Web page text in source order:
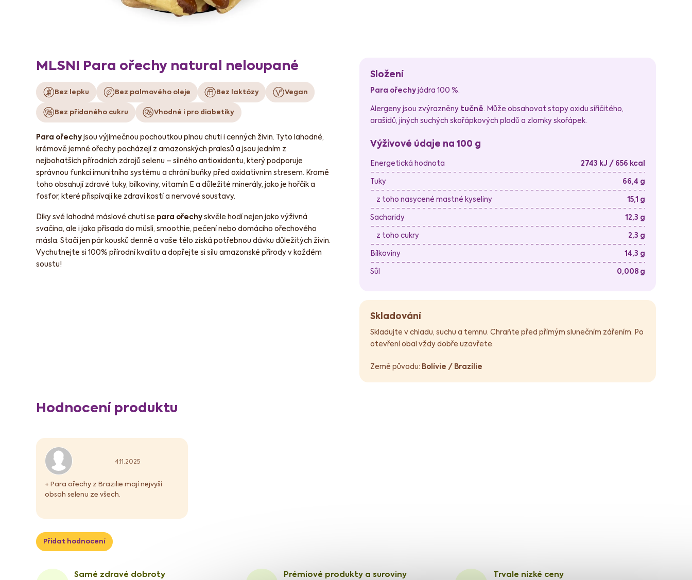
Samé zdravé dobroty Prémiové produkty a suroviny Trvale nízké ceny
MLSNI Para ořechy natural neloupané
Bez lepku Bez palmového oleje Bez laktózy Vegan
Bez přidaného cukru Vhodné i pro diabetiky
Para ořechyjsou výjimečnou pochoutkou plnou chuti i cenných živin. Tyto lahodné,
krémově jemné ořechy pocházejí z amazonských pralesů a jsou jedním z
nejbohatších přírodních zdrojů selenu – silného antioxidantu, který podporuje
správnou funkci imunitního systému a chrání buňky před oxidativním stresem. Kromě
toho obsahují zdravé tuky, bílkoviny, vitamín E a důležité minerály, jako je hořčík a
fosfor, které přispívají ke zdraví kostí a nervové soustavy.
Díky své lahodné máslové chuti se para ořechyskvěle hodí nejen jako výživná
svačina, ale i jako přísada do müsli, smoothie, pečení nebo domácího ořechového
másla. Stačí jen pár kousků denně a vaše tělo získá potřebnou dávku důležitých živin.
Vychutnejte si 100% přírodní kvalitu a dopřejte si sílu amazonské přírody v každém
soustu!
Složení
Para ořechyjádra 100 %.
Alergeny jsou zvýrazněny tučně. Může obsahovat stopy oxidu siřičitého,
arašídů, jiných suchých skořápkových plodů a zlomky skořápek.
Výživové údaje na 100 g
Energetická hodnota
2743 kJ / 656 kcal
Tuky
66,4 g
z toho nasycené mastné kyseliny
15,1 g
Sacharidy
12,3 g
z toho cukry
2,3 g
Bílkoviny
14,3 g
Sůl
0,008 g
Skladování
Skladujte v chladu, suchu a temnu. Chraňte před přímým slunečním zářením. Po
otevření obal vždy dobře uzavřete.
Země původu: Bolívie / Brazílie
Hodnocení produktu
Přidat hodnocení
V
ý
i
c
e
n
í
Hodnocení produktu je 5 z 5 hvězdiček.
4.11.2025
+ Para ořechy z Brazilie mají nejvyší
obsah selenu ze všech.